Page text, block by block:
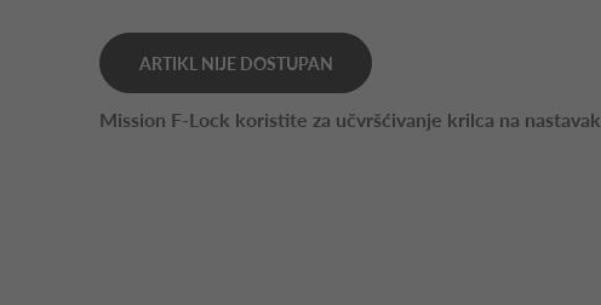
ARTIKL NIJE DOSTUPAN
Mission F-Lock koristite za učvršćivanje krilca na nastavak